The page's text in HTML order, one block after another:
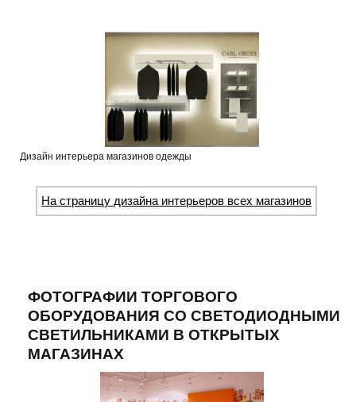
Дизайн интерьера магазинов одежды
На страницу дизайна интерьеров всех магазинов
ФОТОГРАФИИ ТОРГОВОГО
ОБОРУДОВАНИЯ СО СВЕТОДИОДНЫМИ
СВЕТИЛЬНИКАМИ В ОТКРЫТЫХ
МАГАЗИНАХ